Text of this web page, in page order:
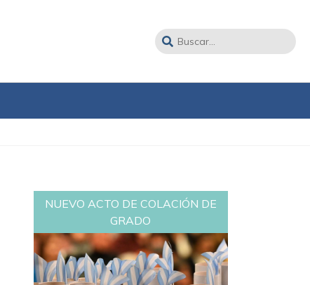
NUEVO ACTO DE COLACIÓN DE
GRADO